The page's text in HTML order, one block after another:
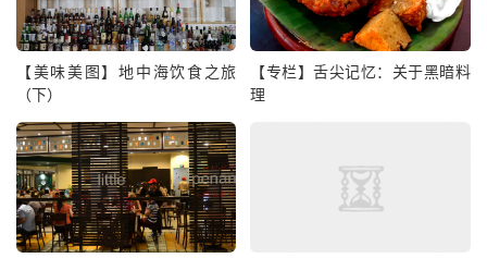
【美味美图】地中海饮食之旅
（下）
【专栏】舌尖记忆：关于黑暗料
理